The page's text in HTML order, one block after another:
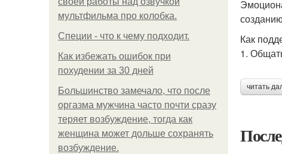
мультфильма про колобка.
Специи - что к чему подходит.
Как избежать ошибок при
похудении за 30 дней
Большинство замечало, что после
оргазма мужчина часто почти сразу
теряет возбуждение, тогда как
женщина может дольше сохранять
возбуждение.
Как
1.
читать